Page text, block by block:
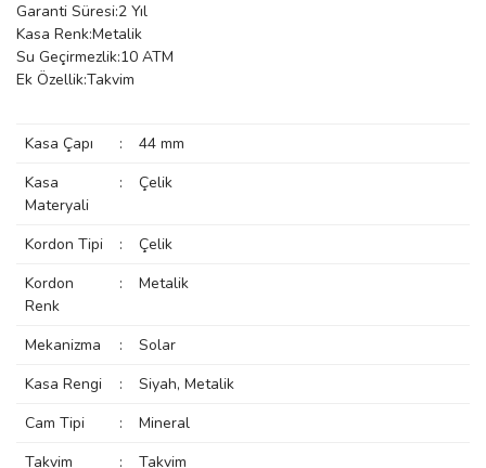
Garanti Süresi:2 Yıl
Kasa Renk:Metalik
Su Geçirmezlik:10 ATM
Ek Özellik:Takvim
Kasa Çapı :
44 mm
Kasa
Materyali
: Çelik
Kordon Tipi :
Çelik
Kordon
Renk
: Metalik
Mekanizma :
Solar
Kasa Rengi
:
Siyah, Metalik
Cam Tipi
:
Mineral
Takvim
:
Takvim